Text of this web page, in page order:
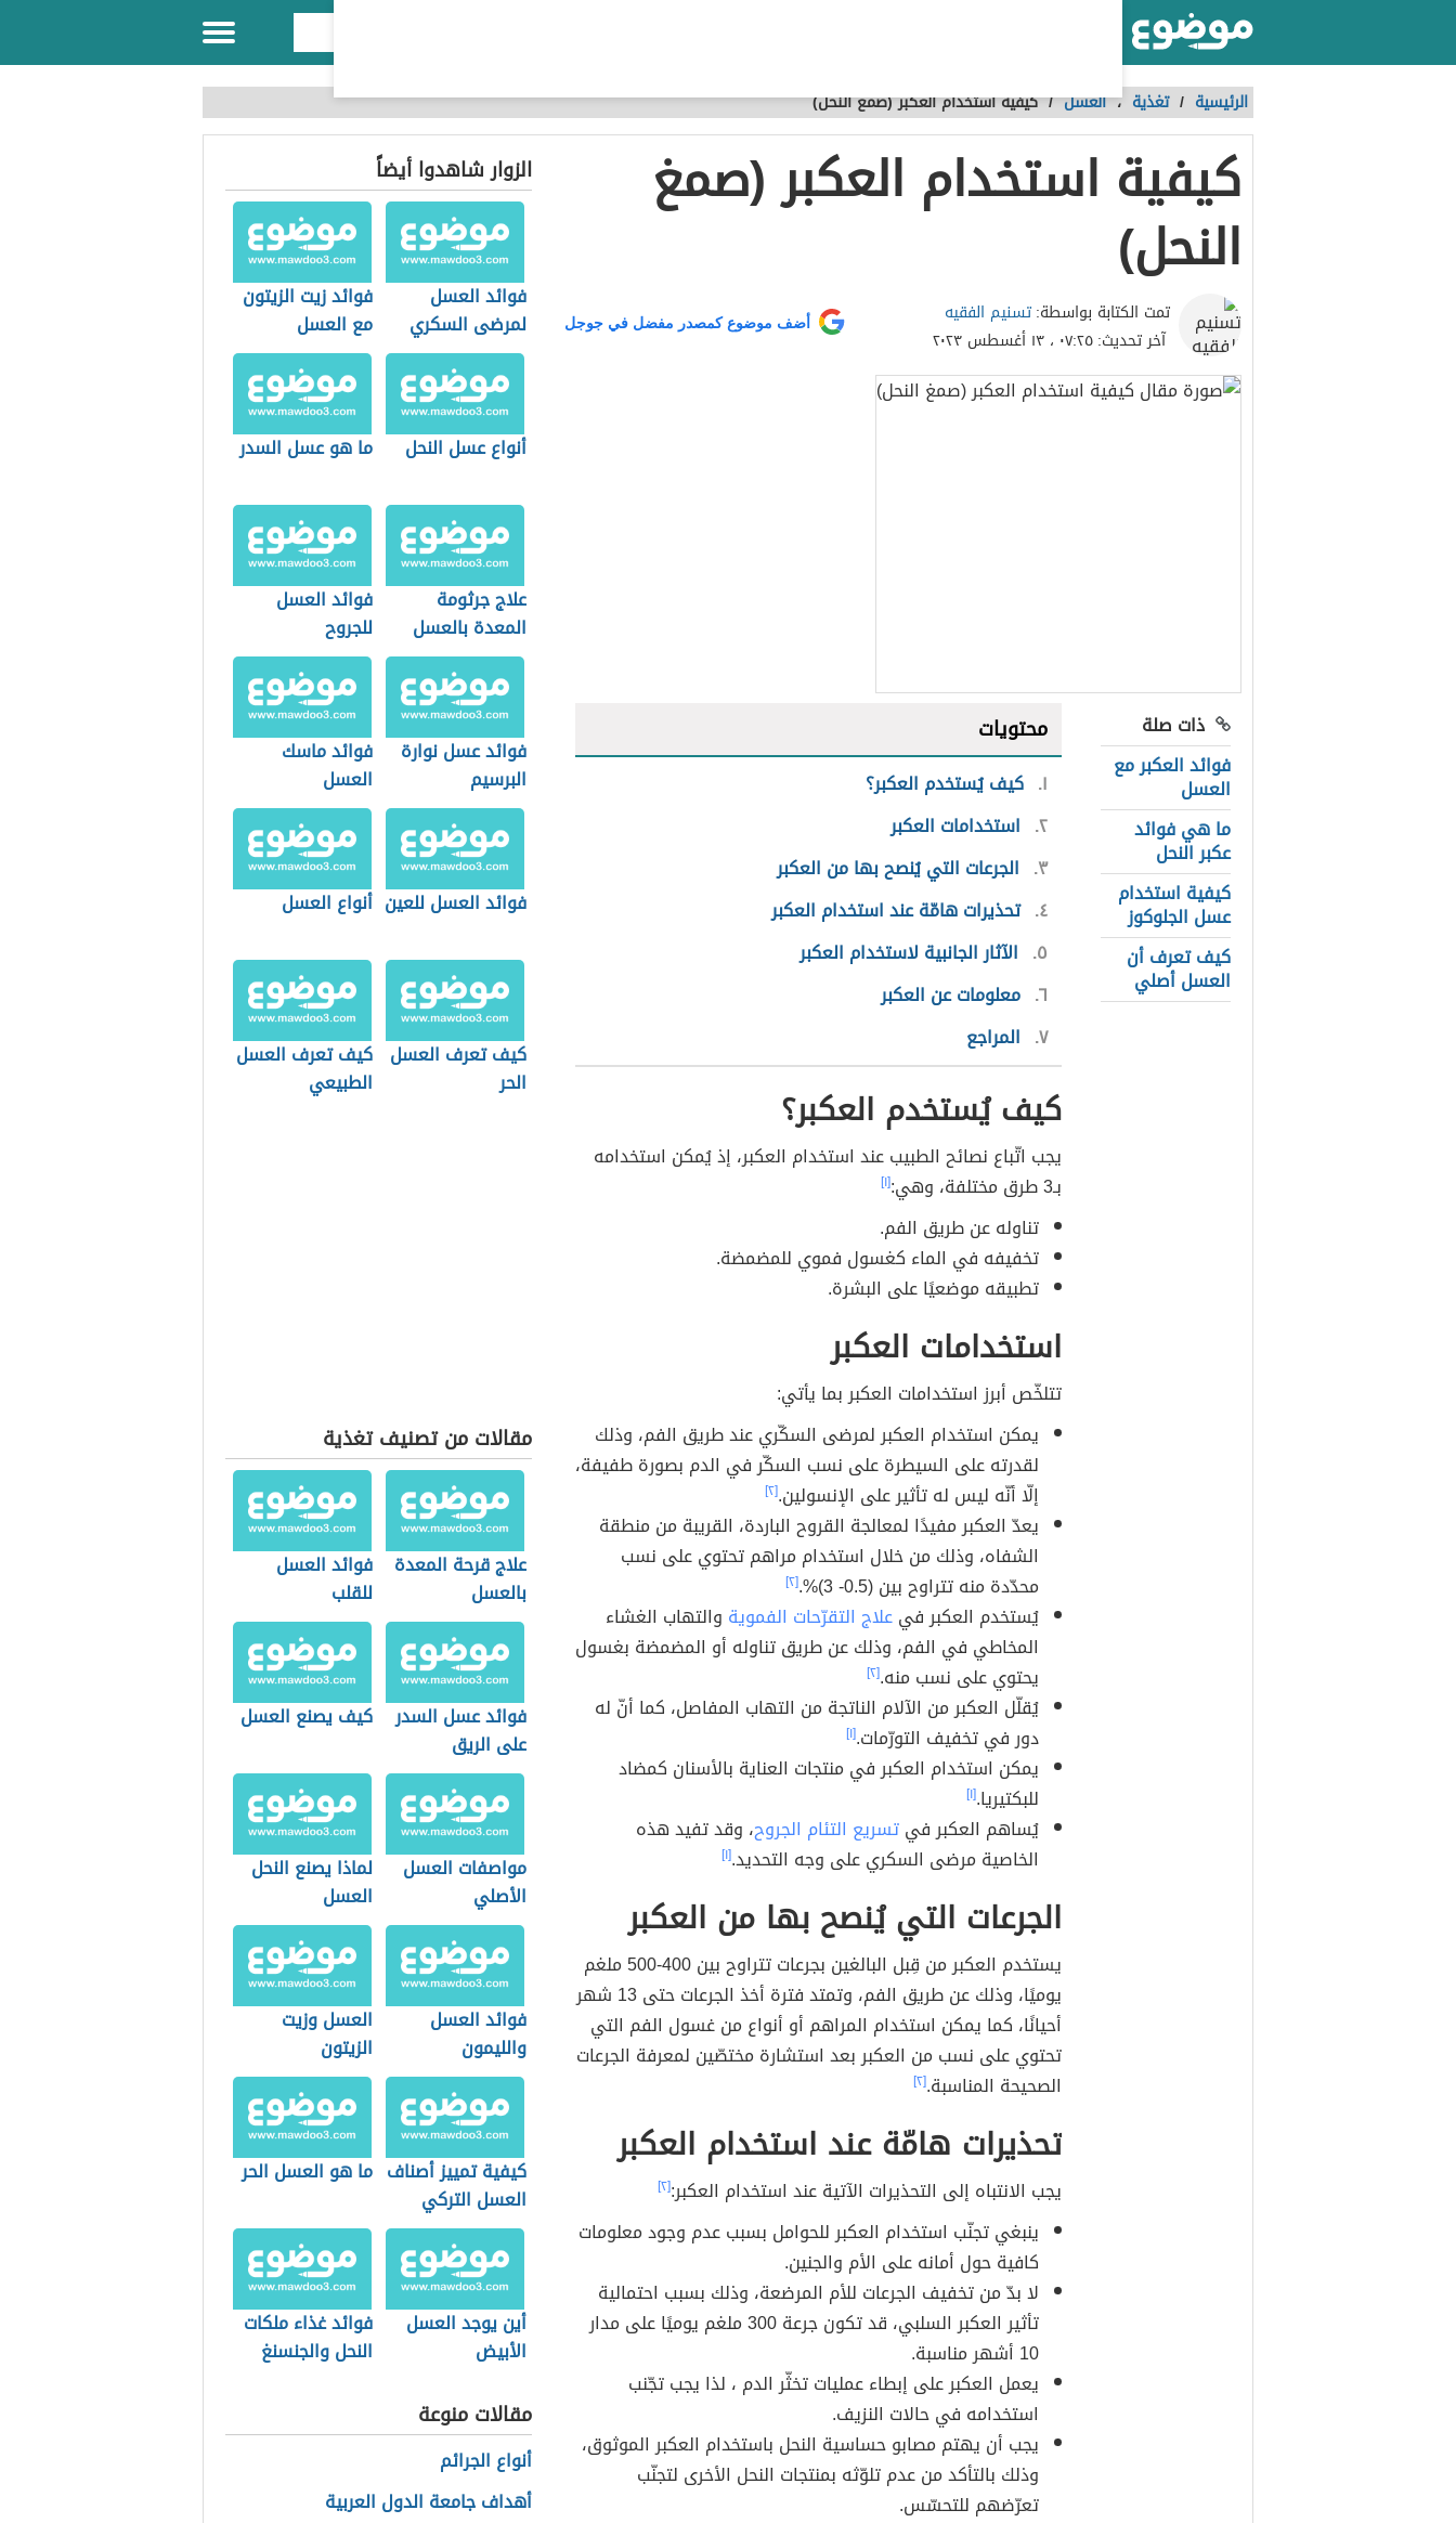
الرئيسية / تغذية ،العسل /كيفية استخدام العكبر (صمغ النحل)
كيفية استخدام العكبر (صمغ
النحل)
تمت الكتابة بواسطة:تسنيم الفقيه
آخر تحديث:٠٧:٢٥ ، ١٣ أغسطس ٢٠٢٣
أضف موضوع كمصدر مفضل في جوجل
ذات صلة
فوائد العكبر مع
العسل
ما هي فوائد
عكبر النحل
كيفية استخدام
عسل الجلوكوز
كيف تعرف أن
العسل أصلي
محتويات
١ كيف يُستخدم العكبر؟
٢ استخدامات العكبر
٣ الجرعات التي يُنصح بها من العكبر
٤ تحذيرات هامّة عند استخدام العكبر
٥ الآثار الجانبية لاستخدام العكبر
٦ معلومات عن العكبر
٧ المراجع
كيف يُستخدم العكبر؟
يجب اتّباع نصائح الطبيب عند استخدام العكبر، إذ يُمكن استخدامه
بـ3 طرق مختلفة، وهي:
[١]
تناوله عن طريق الفم.
تخفيفه في الماء كغسول فموي للمضمضة.
تطبيقه موضعيًا على البشرة.
استخدامات العكبر
تتلخّص أبرز استخدامات العكبر بما يأتي:
يمكن استخدام العكبر لمرضى السكّري عند طريق الفم، وذلك
لقدرته على السيطرة على نسب السكّر في الدم بصورة طفيفة،
إلّا أنّه ليس له تأثير على الإنسولين.[٢]
يعدّ العكبر مفيدًا لمعالجة القروح الباردة، القريبة من منطقة
الشفاه، وذلك من خلال استخدام مراهم تحتوي على نسب
محدّدة منه تتراوح بين (0.5- 3)%.
[٢]
يُستخدم العكبر فيعلاج التقرّحات الفموية والتهاب الغشاء
المخاطي في الفم، وذلك عن طريق تناوله أو المضمضة بغسول
يحتوي على نسب منه.[٢]
يُقلّل العكبر من الآلام الناتجة من التهاب المفاصل، كما أنّ له
دور في تخفيف التورّمات.[١]
يمكن استخدام العكبر في منتجات العناية بالأسنان كمضاد
للبكتيريا.[١]
يُساهم العكبر فيتسريع التئام الجروح، وقد تفيد هذه
الخاصية مرضى السكري على وجه التحديد.[١]
الجرعات التي يُنصح بها من العكبر
يستخدم العكبر من قِبل البالغين بجرعات تتراوح بين 400-500 ملغم
يوميًا، وذلك عن طريق الفم، وتمتد فترة أخذ الجرعات حتى 13 شهر
أحيانًا، كما يمكن استخدام المراهم أو أنواع من غسول الفم التي
تحتوي على نسب من العكبر بعد استشارة مختصّين لمعرفة الجرعات
الصحيحة المناسبة.[٢]
تحذيرات هامّة عند استخدام العكبر
يجب الانتباه إلى التحذيرات الآتية عند استخدام العكبر:[٢]
ينبغي تجنّب استخدام العكبر للحوامل بسبب عدم وجود معلومات
كافية حول أمانه على الأم والجنين.
لا بدّ من تخفيف الجرعات للأم المرضعة، وذلك بسبب احتمالية
تأثير العكبر السلبي، قد تكون جرعة 300 ملغم يوميًا على مدار
10 أشهر مناسبة.
يعمل العكبر على إبطاء عمليات تخثّر الدم ، لذا يجب تجّنب
استخدامه في حالات النزيف.
يجب أن يهتم مصابو حساسية النحل باستخدام العكبر الموثوق،
وذلك بالتأكد من عدم تلوّثه بمنتجات النحل الأخرى لتجنّب
تعرّضهم للتحسّس.
الزوار شاهدوا أيضاً
فوائد العسل
لمرضى السكري
فوائد زيت الزيتون
مع العسل
أنواع عسل النحل ما هو عسل السدر
علاج جرثومة
المعدة بالعسل
فوائد العسل
للجروح
فوائد عسل نوارة
البرسيم
فوائد ماسك
العسل
فوائد العسل للعين أنواع العسل
كيف تعرف العسل
الحر
كيف تعرف العسل
الطبيعي
مقالات من تصنيف تغذية
علاج قرحة المعدة
بالعسل
فوائد العسل
للقلب
فوائد عسل السدر
على الريق
كيف يصنع العسل
مواصفات العسل
الأصلي
لماذا يصنع النحل
العسل
فوائد العسل
والليمون
العسل وزيت
الزيتون
كيفية تمييز أصناف
العسل التركي
ما هو العسل الحر
أين يوجد العسل
الأبيض
فوائد غذاء ملكات
النحل والجنسنغ
مقالات منوعة
أنواع الجرائم
أهداف جامعة الدول العربية